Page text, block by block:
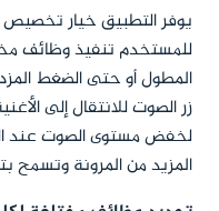
يوفر التطبيق خيار تخصيص
للمستخدم تنفيذ وظائف
المطول أو حتى الضغط
زر الصوت للانتقال إلى
لخفض مستوى الصوت عند
المزيد من المرونة وتسمح